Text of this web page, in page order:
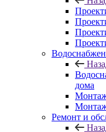
дома
Ремонт и